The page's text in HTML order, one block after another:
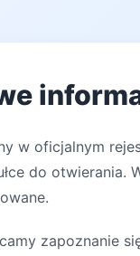
w oficjalnym
do
zapoznanie